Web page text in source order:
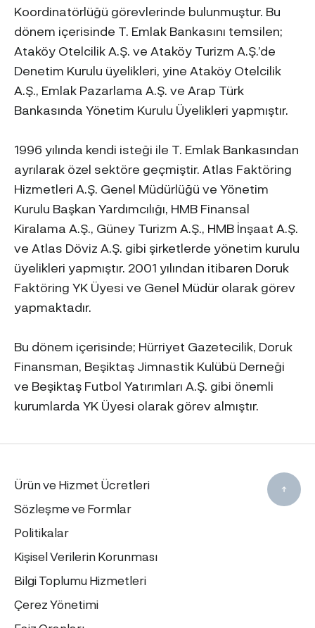
Koordinatörlüğü görevlerinde bulunmuştur. Bu
dönem içerisinde T. Emlak Bankasını temsilen;
Ataköy Otelcilik A.Ş. ve Ataköy Turizm A.Ş.’de
Denetim Kurulu üyelikleri, yine Ataköy Otelcilik
A.Ş., Emlak Pazarlama A.Ş. ve Arap Türk
Bankasında Yönetim Kurulu Üyelikleri yapmıştır.
1996 yılında kendi isteği ile T. Emlak Bankasından
ayrılarak özel sektöre geçmiştir. Atlas Faktöring
Hizmetleri A.Ş. Genel Müdürlüğü ve Yönetim
Kurulu Başkan Yardımcılığı, HMB Finansal
Kiralama A.Ş., Güney Turizm A.Ş., HMB İnşaat A.Ş.
ve Atlas Döviz A.Ş. gibi şirketlerde yönetim kurulu
üyelikleri yapmıştır. 2001 yılından itibaren Doruk
Faktöring YK Üyesi ve Genel Müdür olarak görev
yapmaktadır.
Bu dönem içerisinde; Hürriyet Gazetecilik, Doruk
Finansman, Beşiktaş Jimnastik Kulübü Derneği
ve Beşiktaş Futbol Yatırımları A.Ş. gibi önemli
kurumlarda YK Üyesi olarak görev almıştır.
Ürün ve Hizmet Ücretleri
Sözleşme ve Formlar
Politikalar
Kişisel Verilerin Korunması
Bilgi Toplumu Hizmetleri
Çerez Yönetimi